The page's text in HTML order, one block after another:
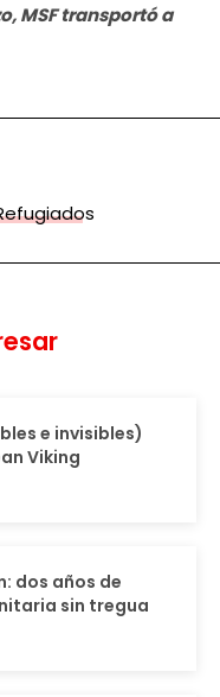
MSF transportó a
e invisibles)
Viking
dos años de
sin tregua